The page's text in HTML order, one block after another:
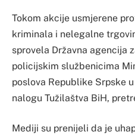
Tokom akcije usmjerene
kriminala i nelegalne
sprovela Državna agencija
policijskim službenicima
poslova Republike Srpske
nalogu Tužilaštva BiH,
Mediji su prenijeli da je